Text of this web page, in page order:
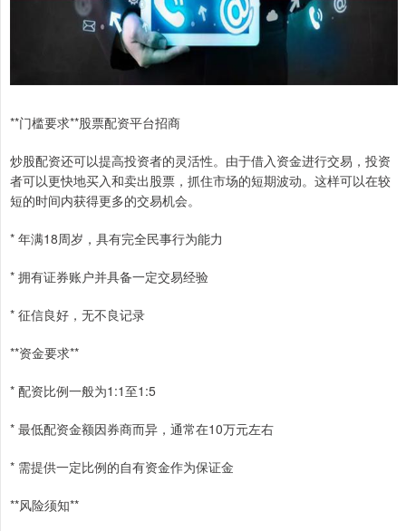
**门槛要求**股票配资平台招商
炒股配资还可以提高投资者的灵活性。由于借入资金进行交易，投资
者可以更快地买入和卖出股票，抓住市场的短期波动。这样可以在较
短的时间内获得更多的交易机会。
* 年满18周岁，具有完全民事行为能力
* 拥有证券账户并具备一定交易经验
* 征信良好，无不良记录
**资金要求**
* 配资比例一般为1:1至1:5
* 最低配资金额因券商而异，通常在10万元左右
* 需提供一定比例的自有资金作为保证金
**风险须知**